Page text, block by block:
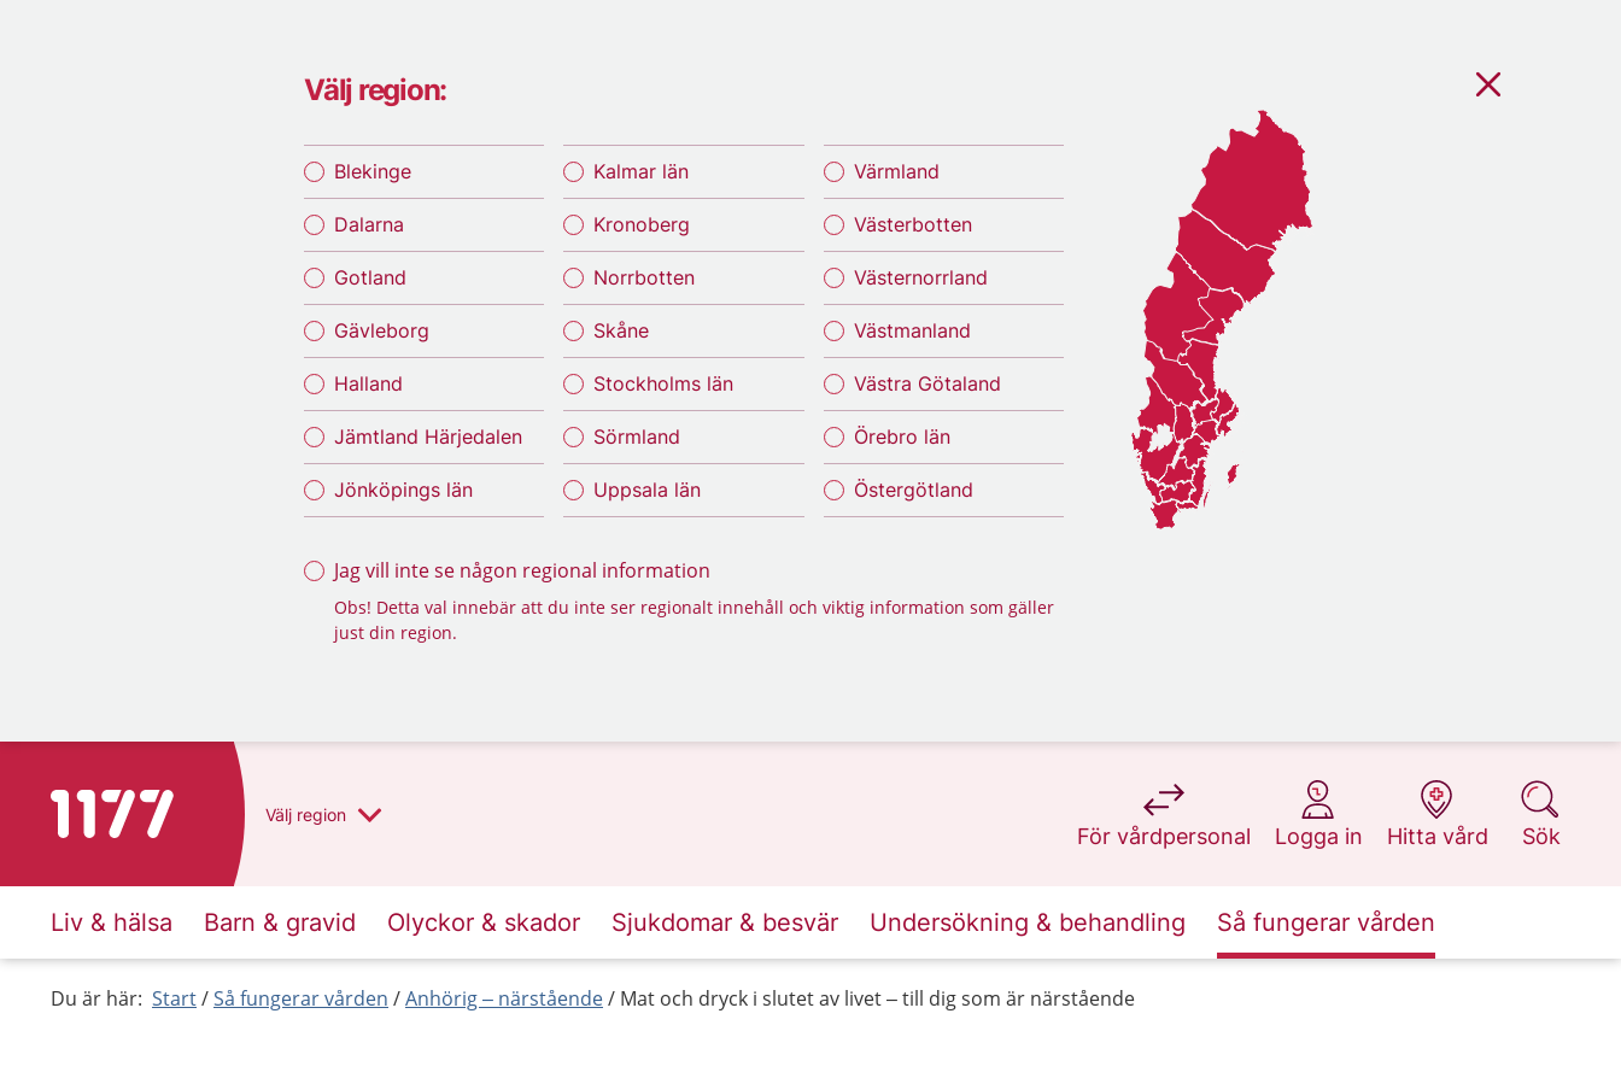
Välj region:
Blekinge
Dalarna
Gotland
Gävleborg
Halland
Jämtland Härjedalen
Jönköpings län
Kalmar län
Kronoberg
Norrbotten
Skåne
Stockholms län
Sörmland
Uppsala län
Värmland
Västerbotten
Västernorrland
Västmanland
Västra Götaland
Örebro län
Östergötland
Jag vill inte se någon regional information
Obs! Detta val innebär att du inte ser regionalt innehåll och viktig information som gäller
just din region.
Till startsidan för 1177 Välj region
För vårdpersonal
på 1177.se
Logga in
på 1177.se
Hitta vård
på 1177.se
Sök
på 1177.se
Liv & hälsa Barn & gravid Olyckor & skador Sjukdomar & besvär Undersökning & behandling Så fungerar vården
Du är här: Start Så fungerar vården Anhörig – närstående Mat och dryck i slutet av livet – till dig som är närstående